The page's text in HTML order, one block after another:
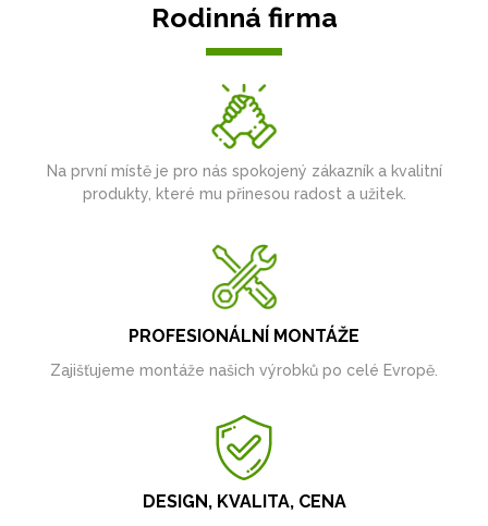
Rodinná firma
Na první místě je pro nás spokojený zákazník a kvalitní
produkty, které mu přinesou radost a užitek.
PROFESIONÁLNÍ MONTÁŽE
Zajišťujeme montáže našich výrobků po celé Evropě.
DESIGN, KVALITA, CENA